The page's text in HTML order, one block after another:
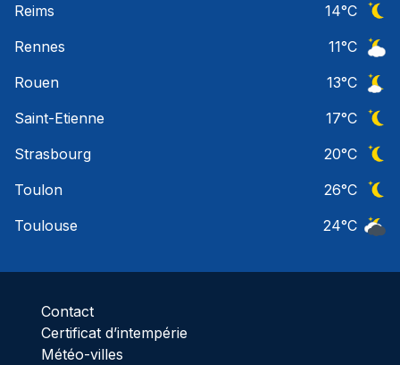
Reims
14°C
Rennes
11°C
Rouen
13°C
Saint-Etienne
17°C
Strasbourg
20°C
Toulon
26°C
Toulouse
24°C
Contact
Certificat d’intempérie
Météo-villes